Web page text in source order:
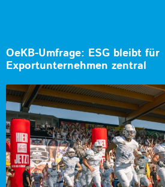
OeKB-Umfrage: ESG bleibt für
Exportunternehmen zentral